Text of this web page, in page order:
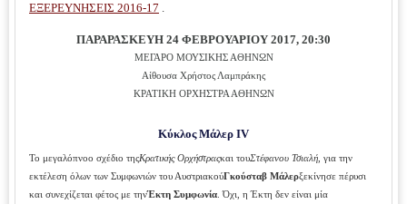
ΕΞΕΡΕΥΝΗΣΕΙΣ 2016-17 .
ΠΑΡΑΡΑΣΚΕΥΗ 24 ΦΕΒΡΟΥΑΡΙΟΥ 2017, 20:30
ΜΕΓΑΡΟ ΜΟΥΣΙΚΗΣ ΑΘΗΝΩΝ
Αίθουσα Χρήστος Λαμπράκης
ΚΡΑΤΙΚΗ ΟΡΧΗΣΤΡΑ ΑΘΗΝΩΝ
Κύκλος Μάλερ IV
Το μεγαλόπνοο σχέδιο τηςΚρατικής Ορχήστραςκαι τουΣτέφανου Τσιαλή , για την
εκτέλεση όλων των Συμφωνιών του ΑυστριακούΓκούσταβ Μάλερξεκίνησε πέρυσι
και συνεχίζεται φέτος με τηνΈκτη Συμφωνία . Όχι, η Έκτη δεν είναι μία